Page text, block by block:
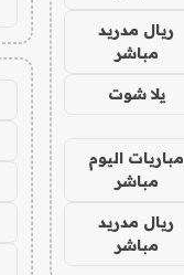
ريال مدريد
مباشر
يلا شوت
مباريات اليوم
مباشر
ريال مدريد
مباشر